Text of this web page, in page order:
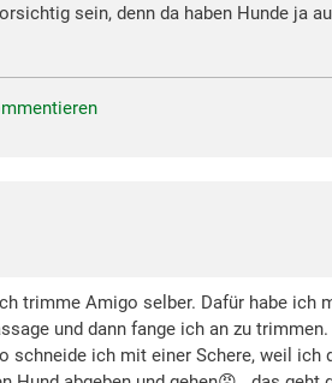
sein, denn da haben Hunde ja
trimme Amigo selber. Dafür habe ich
und dann fange ich an zu
schneide ich mit einer Schere, weil